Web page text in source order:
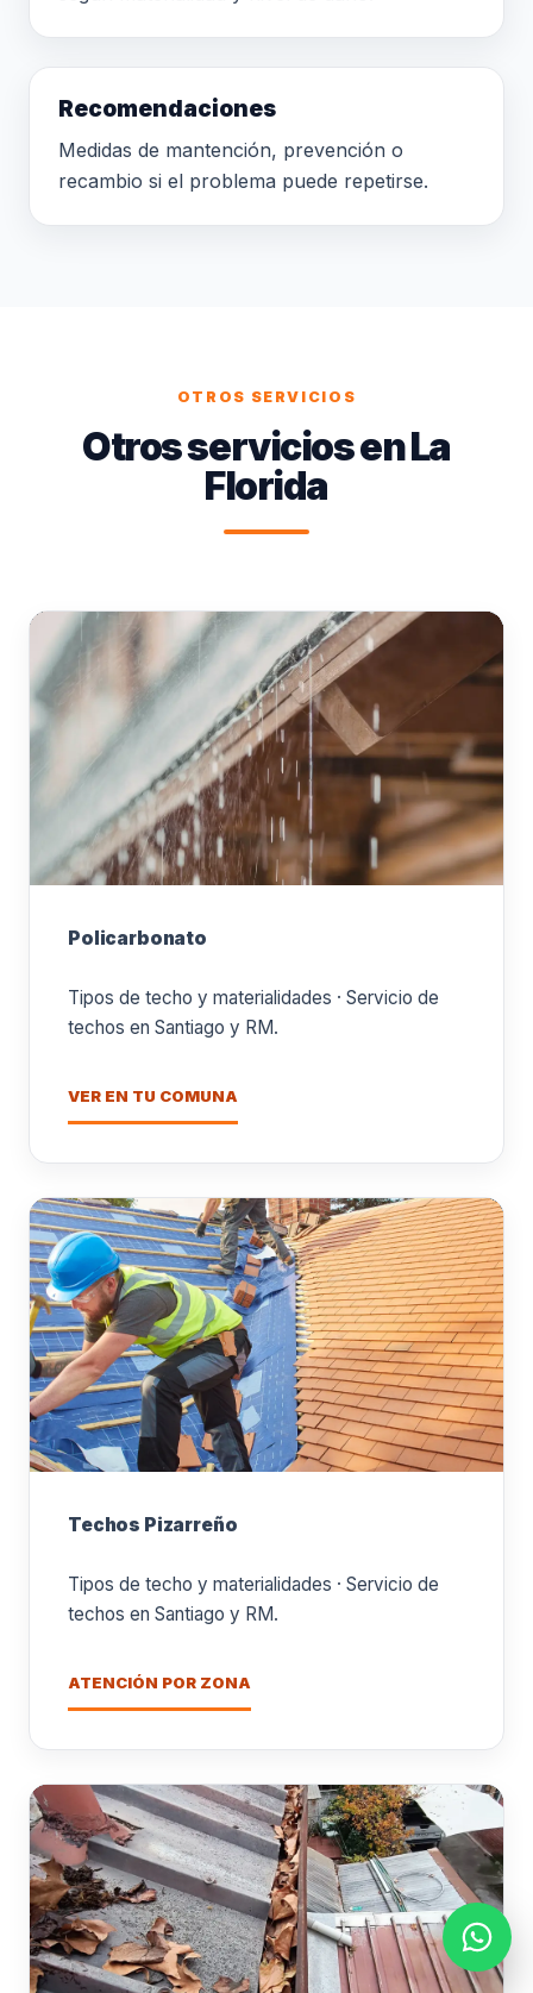
Recomendaciones
Medidas de mantención, prevención o
recambio si el problema puede repetirse.
OTROS SERVICIOS
Otros servicios en La
Florida
Policarbonato
Tipos de techo y materialidades · Servicio de
techos en Santiago y RM.
VER EN TU COMUNA
Techos Pizarreño
Tipos de techo y materialidades · Servicio de
techos en Santiago y RM.
ATENCIÓN POR ZONA